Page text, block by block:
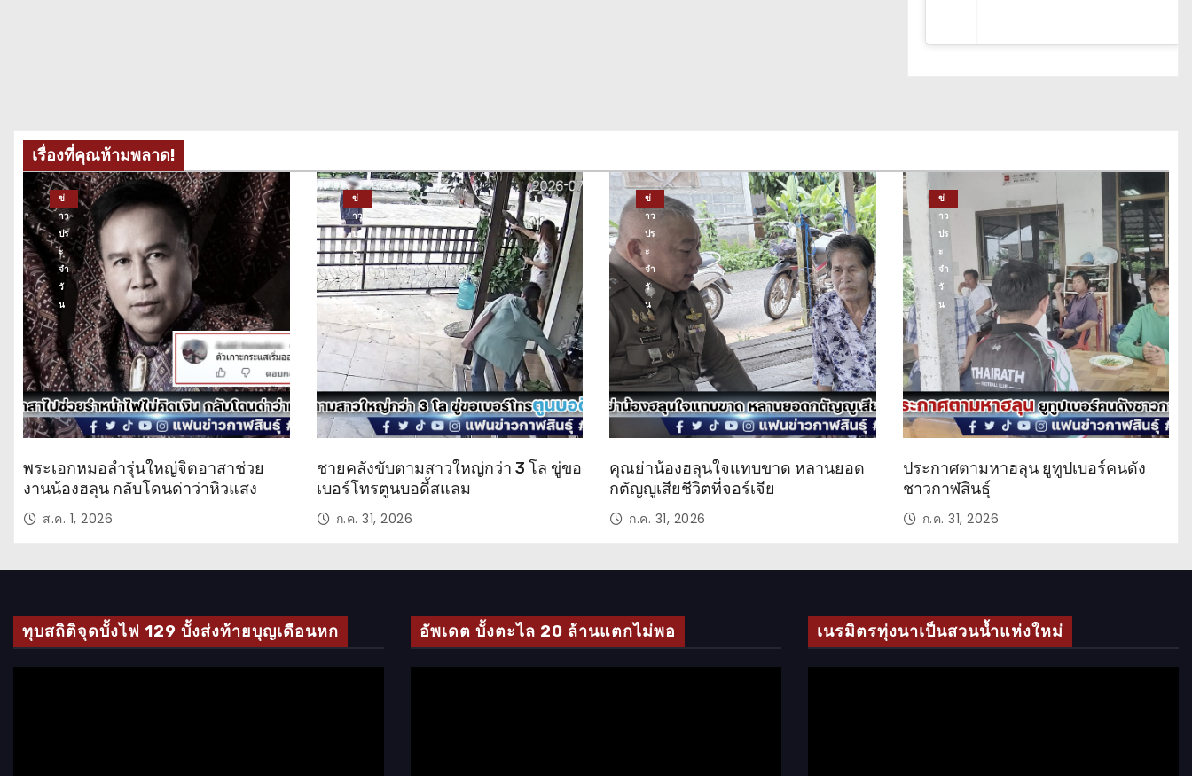
เรื่องที่คุณห้ามพลาด!
ข่
าว
ปร
ะ
จำ
วั
น
พระเอกหมอลำรุ่นใหญ่จิตอาสาช่วย
งานน้องฮลุน กลับโดนด่าว่าหิวแสง
ส.ค. 1, 2026
ข่
าว
ปร
ะ
จำ
วั
ชายคลั่งขับตามสาวใหญ่กว่า 3 โล ขู่ขอ
เบอร์โทรตูนบอดี้สแลม
ก.ค. 31, 2026
ข่
าว
ปร
ะ
จำ
วั
น
คุณย่าน้องฮลุนใจแทบขาด หลานยอด
กตัญญูเสียชีวิตที่จอร์เจีย
ก.ค. 31, 2026
ข่
าว
ปร
ะ
จำ
วั
น
ประกาศตามหาฮลุน ยูทูปเบอร์คนดัง
ชาวกาฬสินธุ์
ก.ค. 31, 2026
ทุบสถิติจุดบั้งไฟ 129 บั้งส่งท้ายบุญเดือนหก อัพเดต บั้งตะไล 20 ล้านแตกไม่พอ เนรมิตรทุ่งนาเป็นสวนน้ำแห่งใหม่